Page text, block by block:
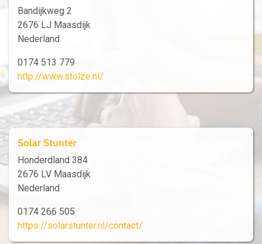
Bandijkweg 2
2676 LJ Maasdijk
Nederland
0174 513 779
http://www.stolze.nl/
Solar Stunter
Honderdland 384
2676 LV Maasdijk
Nederland
0174 266 505
https://solarstunter.nl/contact/